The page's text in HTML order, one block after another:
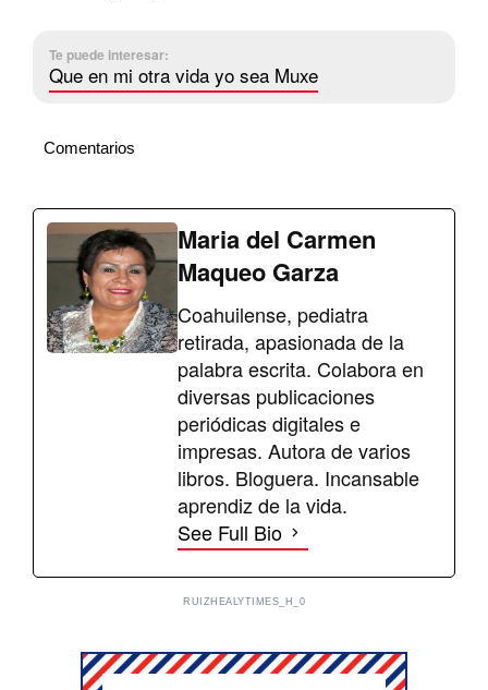
Te puede interesar:
Que en mi otra vida yo sea Muxe
Comentarios
Maria del Carmen
Maqueo Garza
Coahuilense, pediatra
retirada, apasionada de la
palabra escrita. Colabora en
diversas publicaciones
periódicas digitales e
impresas. Autora de varios
libros. Bloguera. Incansable
aprendiz de la vida.
See Full Bio
RUIZHEALYTIMES_H_0